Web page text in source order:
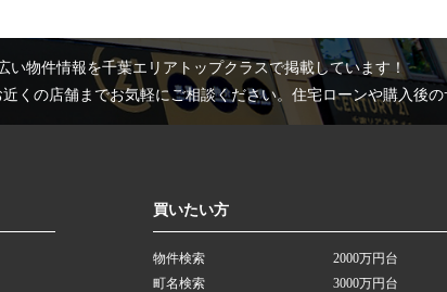
物件情報を千葉エリアトップクラスで掲載しています！
くの店舗までお気軽にご相談ください。住宅ローンや購入後
買いたい方
物件検索
町名検索
2000万円台
3000万円台